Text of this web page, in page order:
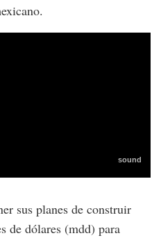
sus planes de construir
de dólares (mdd) para